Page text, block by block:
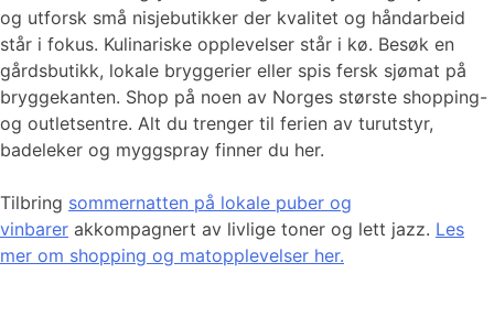
og utforsk små nisjebutikker der kvalitet og håndarbeid
står i fokus. Kulinariske opplevelser står i kø. Besøk en
gårdsbutikk, lokale bryggerier eller spis fersk sjømat på
bryggekanten. Shop på noen av Norges største shopping-
og outletsentre. Alt du trenger til ferien av turutstyr,
badeleker og myggspray finner du her.
Tilbring sommernatten på lokale puber og
vinbarer akkompagnert av livlige toner og lett jazz. Les
mer om shopping og matopplevelser her.